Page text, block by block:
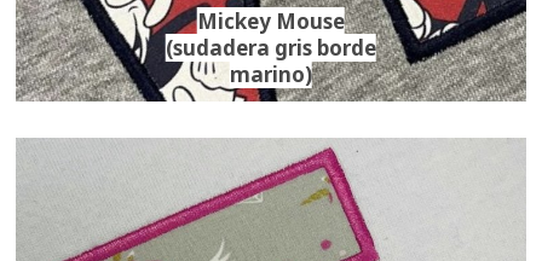
Mickey Mouse
(sudadera gris borde
marino)